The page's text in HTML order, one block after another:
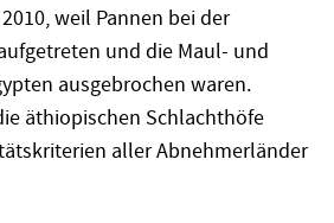
weil Pannen bei der
und die Maul- und
ausgebrochen waren.
äthiopischen Schlachthöfe
aller Abnehmerländer